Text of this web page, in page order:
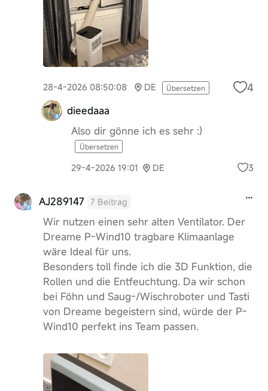
28-4-2026 08:50:08 DE Übersetzen 4
dieedaaa
Also dir gönne ich es sehr :)
Übersetzen
29-4-2026 19:01 DE 3
AJ289147 7 Beitrag
Wir nutzen einen sehr alten Ventilator. Der
Dreame P-Wind10 tragbare Klimaanlage
wäre Ideal für uns.
Besonders toll finde ich die 3D Funktion, die
Rollen und die Entfeuchtung. Da wir schon
bei Föhn und Saug-/Wischroboter und Tasti
von Dreame begeistern sind, würde der P-
Wind10 perfekt ins Team passen.